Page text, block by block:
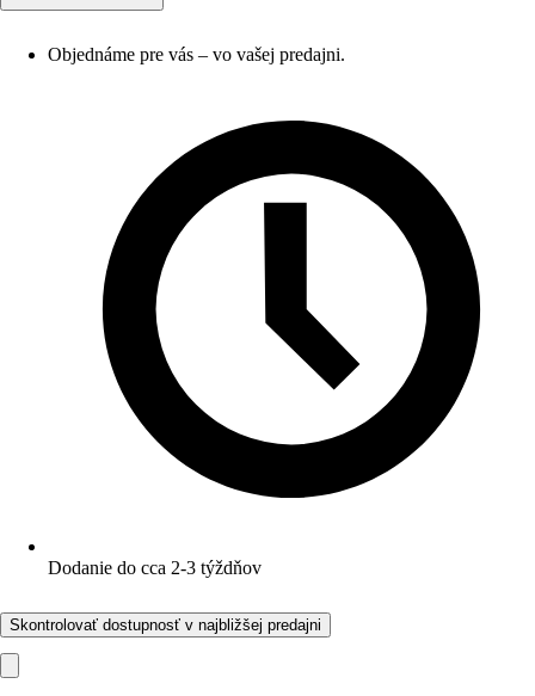
Objednáme pre vás – vo vašej predajni.
Dodanie do cca 2-3 týždňov
Skontrolovať dostupnosť v najbližšej predajni